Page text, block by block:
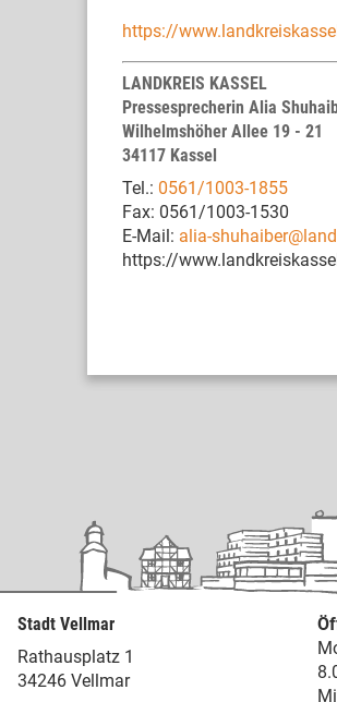
https://
LANDKREIS KASSEL
Pressesprecherin Alia
Wilhelmshöher Allee 19 - 21
34117 Kassel
Tel.: 0561/1003-1855
Fax: 0561/1003-1530
E-Mail: alia-
https://
Stadt Vellmar
Rathausplatz 1
34246 Vellmar